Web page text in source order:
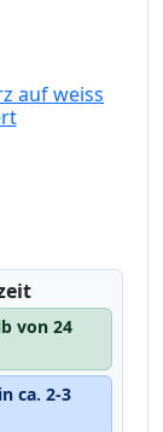
auf weiss
von 24
ca. 2-3